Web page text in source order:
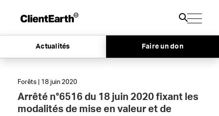
Actualités Faire un don
Forêts | 18 juin 2020
Arrêté n°6516 du 18 juin 2020 fixant les
modalités de mise en valeur et de